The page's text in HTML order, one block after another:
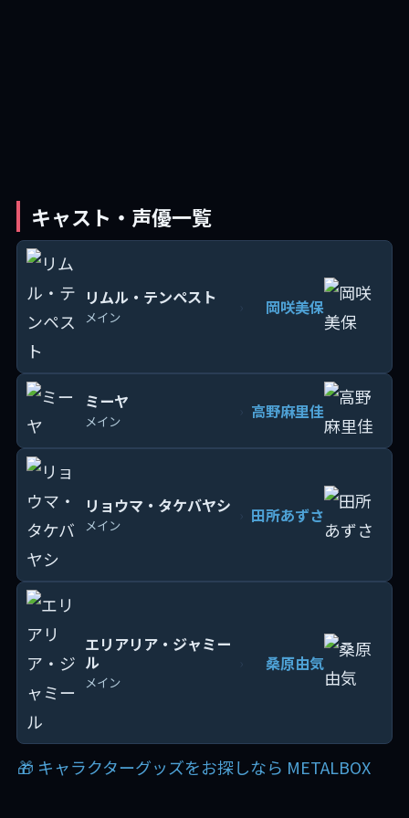
キャスト・声優一覧
リムル・テンペスト
メイン 岡咲美保
ミーヤ
メイン 高野麻里佳
リョウマ・タケバヤシ
メイン 田所あずさ
エリアリア・ジャミー
ル
メイン
桑原由気
🎁 キャラクターグッズをお探しなら METALBOX